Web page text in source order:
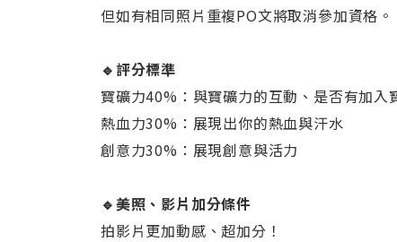
但如有相同照片重複PO文將取消參加資格。
🔹評分標準
寶礦力40%：與寶礦力的互動、是否有加入
熱血力30%：展現出你的熱血與汗水
創意力30%：展現創意與活力
🔹美照、影片加分條件
拍影片更加動感、超加分！